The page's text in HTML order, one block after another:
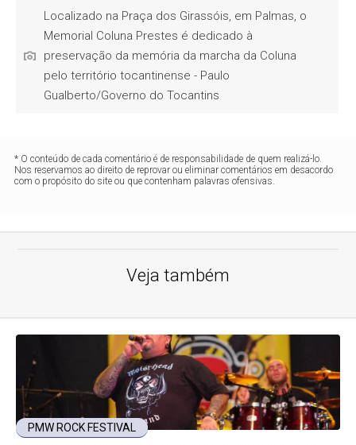
Localizado na Praça dos Girassóis, em Palmas, o
Memorial Coluna Prestes é dedicado à
preservação da memória da marcha da Coluna
pelo território tocantinense - Paulo
Gualberto/Governo do Tocantins
* O conteúdo de cada comentário é de responsabilidade de quem realizá-lo.
Nos reservamos ao direito de reprovar ou eliminar comentários em desacordo
com o propósito do site ou que contenham palavras ofensivas.
Veja também
PMW ROCK FESTIVAL